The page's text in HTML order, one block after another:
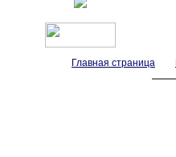
Главная страница